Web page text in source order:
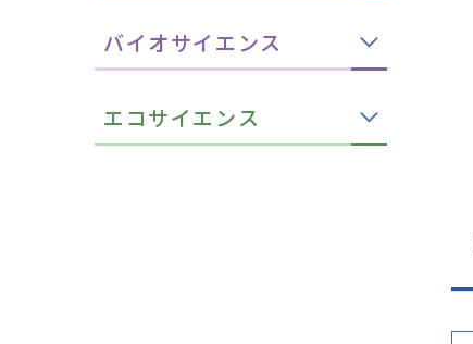
バイオサイエンス
エコサイエンス